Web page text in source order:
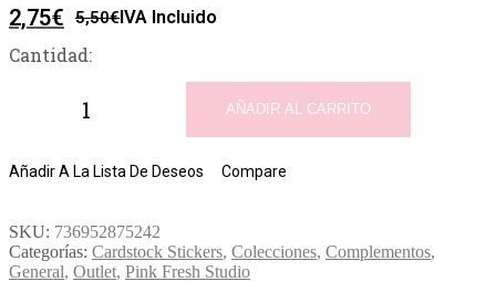
5,50€
2,75€ IVA Incluido
Cantidad:
AÑADIR AL CARRITO
Añadir A La Lista De Deseos Compare
SKU: 736952875242
Categorías: Cardstock Stickers, Colecciones, Complementos,
General, Outlet, Pink Fresh Studio